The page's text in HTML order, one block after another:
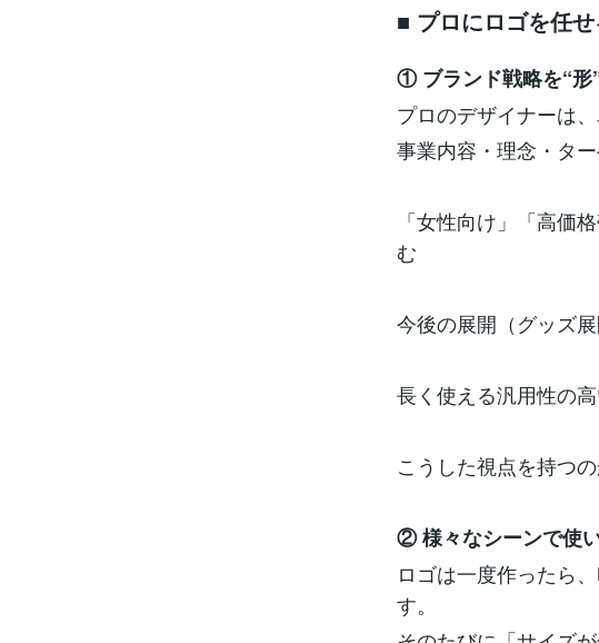
■ プロにロゴを任
① ブランド戦略を“形
プロのデザイナーは
事業内容・理念・タ
「女性向け」「高価
む
今後の展開（グッズ
長く使える汎用性の
こうした視点を持つ
② 様々なシーンで使
ロゴは一度作ったら
す。